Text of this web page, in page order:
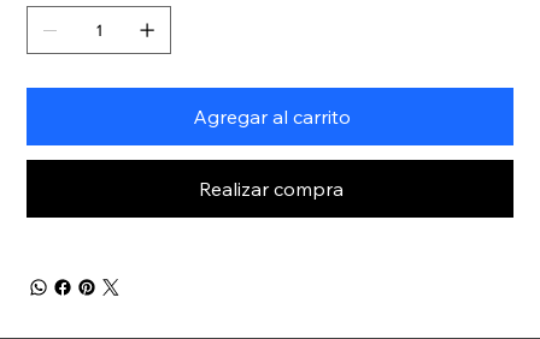
Agregar al carrito
Realizar compra